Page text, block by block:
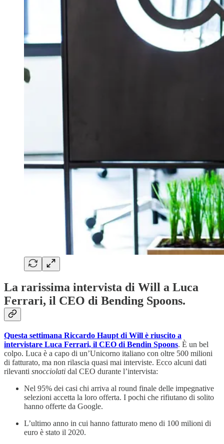
La rarissima intervista di Will a Luca
Ferrari, il CEO di Bending Spoons.
Questa settimana Riccardo Haupt di Will è riuscito a
intervistare Luca Ferrari, il CEO di Bendin Spoons. È un bel
colpo. Luca è a capo di un’Unicorno italiano con oltre 500 milioni
di fatturato, ma non rilascia quasi mai interviste. Ecco alcuni dati
rilevanti snocciolati dal CEO durante l’intervista:
Nel 95% dei casi chi arriva al round finale delle impegnative
selezioni accetta la loro offerta. I pochi che rifiutano di solito
hanno offerte da Google.
L’ultimo anno in cui hanno fatturato meno di 100 milioni di
euro è stato il 2020.